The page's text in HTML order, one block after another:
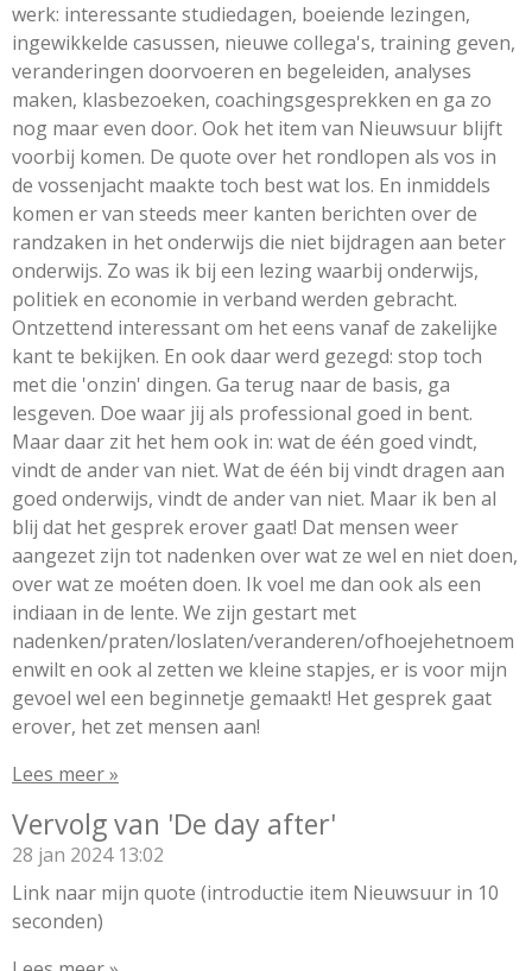
werk: interessante studiedagen, boeiende lezingen,
ingewikkelde casussen, nieuwe collega's, training geven,
veranderingen doorvoeren en begeleiden, analyses
maken, klasbezoeken, coachingsgesprekken en ga zo
nog maar even door. Ook het item van Nieuwsuur blijft
voorbij komen. De quote over het rondlopen als vos in
de vossenjacht maakte toch best wat los. En inmiddels
komen er van steeds meer kanten berichten over de
randzaken in het onderwijs die niet bijdragen aan beter
onderwijs. Zo was ik bij een lezing waarbij onderwijs,
politiek en economie in verband werden gebracht.
Ontzettend interessant om het eens vanaf de zakelijke
kant te bekijken. En ook daar werd gezegd: stop toch
met die 'onzin' dingen. Ga terug naar de basis, ga
lesgeven. Doe waar jij als professional goed in bent.
Maar daar zit het hem ook in: wat de één goed vindt,
vindt de ander van niet. Wat de één bij vindt dragen aan
goed onderwijs, vindt de ander van niet. Maar ik ben al
blij dat het gesprek erover gaat! Dat mensen weer
aangezet zijn tot nadenken over wat ze wel en niet doen,
over wat ze moéten doen. Ik voel me dan ook als een
indiaan in de lente. We zijn gestart met
nadenken/praten/loslaten/veranderen/ofhoejehetnoem
enwilt en ook al zetten we kleine stapjes, er is voor mijn
gevoel wel een beginnetje gemaakt! Het gesprek gaat
erover, het zet mensen aan!
Lees meer »
Vervolg van 'De day after'
28 jan 2024 13:02
Link naar mijn quote (introductie item Nieuwsuur in 10
seconden)